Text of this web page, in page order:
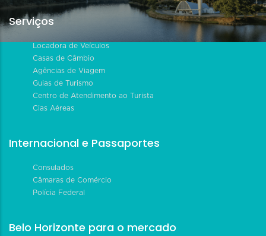
Serviços
Locadora de Veículos
Casas de Câmbio
Agências de Viagem
Guias de Turismo
Centro de Atendimento ao Turista
Cias Aéreas
Internacional e Passaportes
Consulados
Câmaras de Comércio
Polícia Federal
Belo Horizonte para o mercado